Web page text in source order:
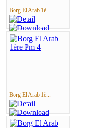
Borg El Arab 1è...
Borg El Arab 1è...